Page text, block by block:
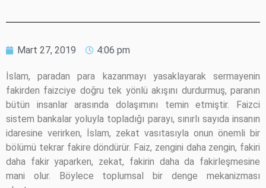
Mart 27, 2019 4:06 pm
İslam, paradan para kazanmayı yasaklayarak sermayenin
fakirden faizciye doğru tek yönlü akışını durdurmuş, paranın
bütün insanlar arasında dolaşımını temin etmiştir. Faizci
sistem bankalar yoluyla topladığı parayı, sınırlı sayıda insanın
idaresine verirken, İslam, zekat vasıtasıyla onun önemli bir
bölümü tekrar fakire döndürür. Faiz, zengini daha zengin, fakiri
daha fakir yaparken, zekat, fakirin daha da fakirleşmesine
mani olur. Böylece toplumsal bir denge mekanizması